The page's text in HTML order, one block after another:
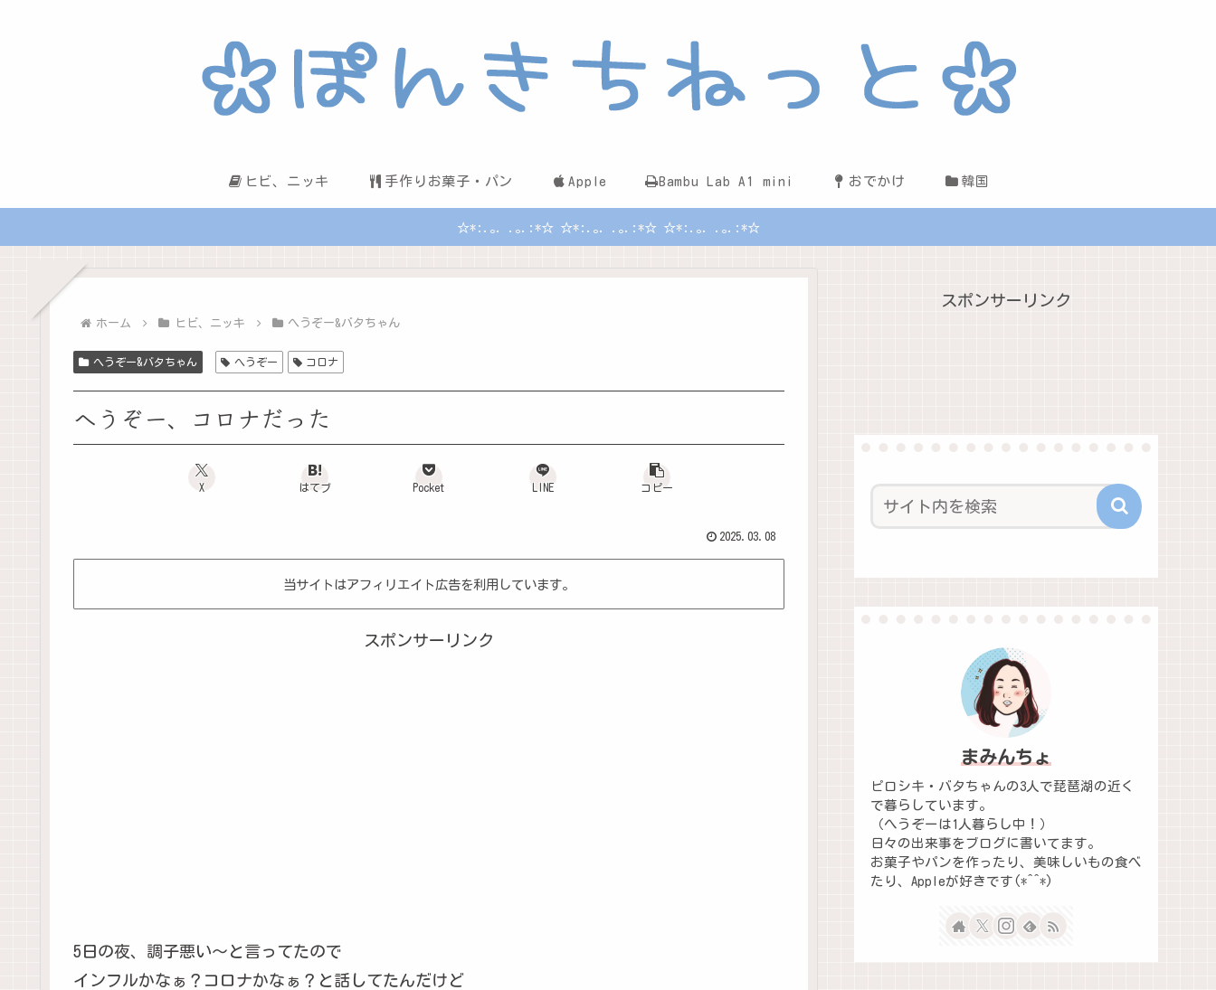
ヒビ、ニッキ 手作りお菓子・パン Apple Bambu Lab A1 mini おでかけ 韓国
☆*:.｡. .｡.:*☆ ☆*:.｡. .｡.:*☆ ☆*:.｡. .｡.:*☆
ホーム ヒビ、ニッキ へうぞー&バタちゃん
へうぞー&バタちゃん へうぞー コロナ
へうぞー、コロナだった
X はてブ Pocket LINE コピー
2025.03.08
当サイトはアフィリエイト広告を利用しています。
スポンサーリンク
5日の夜、調子悪い〜と言ってたので
インフルかなぁ？コロナかなぁ？と話してたんだけど
スポンサーリンク
まみんちょ
ピロシキ・バタちゃんの3人で琵琶湖の近く
で暮らしています。
（へうぞーは1人暮らし中！）
日々の出来事をブログに書いてます。
お菓子やパンを作ったり、美味しいもの食べ
たり、Appleが好きです(*^^*)